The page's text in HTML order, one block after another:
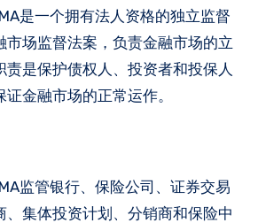
是一个拥有法人资格的独立监督
市场监督法案，负责金融市场的立
责是保护债权人、投资者和投保人
金融市场的正常运作。
监管银行、保险公司、证券交易
、集体投资计划、分销商和保险中